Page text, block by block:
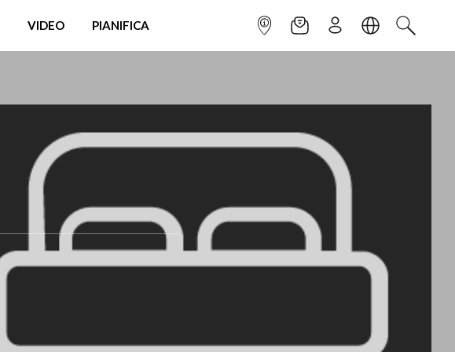
VIDEO PIANIFICA INFOPOINTNEWSLETTER
ISCRIVITILINGUACERCA